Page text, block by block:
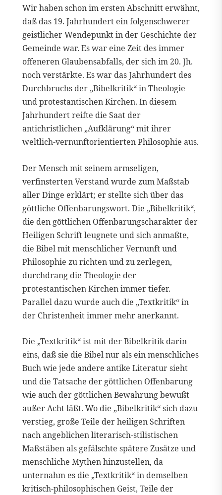
Wir haben schon im ersten Abschnitt erwähnt,
daß das 19. Jahrhundert ein folgenschwerer
geistlicher Wendepunkt in der Geschichte der
Gemeinde war. Es war eine Zeit des immer
offeneren Glaubensabfalls, der sich im 20. Jh.
noch verstärkte. Es war das Jahrhundert des
Durchbruchs der „Bibelkritik“ in Theologie
und protestantischen Kirchen. In diesem
Jahrhundert reifte die Saat der
antichristlichen „Aufklärung“ mit ihrer
weltlich-vernunftorientierten Philosophie aus.
Der Mensch mit seinem armseligen,
verfinsterten Verstand wurde zum Maßstab
aller Dinge erklärt; er stellte sich über das
göttliche Offenbarungswort. Die „Bibelkritik“,
die den göttlichen Offenbarungscharakter der
Heiligen Schrift leugnete und sich anmaßte,
die Bibel mit menschlicher Vernunft und
Philosophie zu richten und zu zerlegen,
durchdrang die Theologie der
protestantischen Kirchen immer tiefer.
Parallel dazu wurde auch die „Textkritik“ in
der Christenheit immer mehr anerkannt.
Die „Textkritik“ ist mit der Bibelkritik darin
eins, daß sie die Bibel nur als ein menschliches
Buch wie jede andere antike Literatur sieht
und die Tatsache der göttlichen Offenbarung
wie auch der göttlichen Bewahrung bewußt
außer Acht läßt. Wo die „Bibelkritik“ sich dazu
verstieg, große Teile der heiligen Schriften
nach angeblichen literarisch-stilistischen
Maßstäben als gefälschte spätere Zusätze und
menschliche Mythen hinzustellen, da
unternahm es die „Textkritik“ in demselben
kritisch-philosophischen Geist, Teile der